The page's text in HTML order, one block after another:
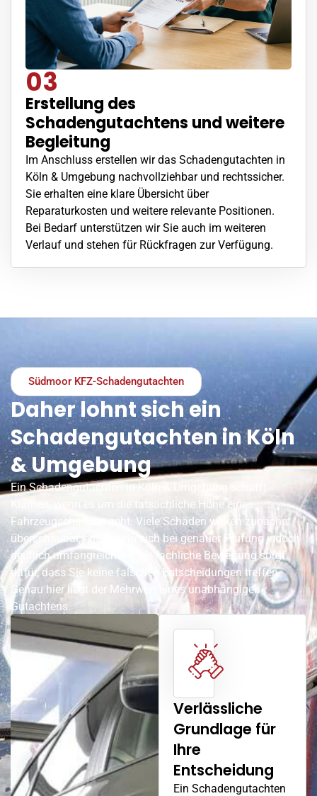
03
Erstellung des
Schadengutachtens und weitere
Begleitung
Im Anschluss erstellen wir das Schadengutachten in
Köln & Umgebung nachvollziehbar und rechtssicher.
Sie erhalten eine klare Übersicht über
Reparaturkosten und weitere relevante Positionen.
Bei Bedarf unterstützen wir Sie auch im weiteren
Verlauf und stehen für Rückfragen zur Verfügung.
Südmoor KFZ-Schadengutachten
Daher lohnt sich ein
Schadengutachten in Köln
& Umgebung
Ein Schadengutachten in Köln & Umgebung schafft
Klarheit, wenn es um die tatsächliche Höhe eines
Fahrzeugschadens geht. Viele Schäden wirken zunächst
überschaubar, entwickeln sich bei genauer Prüfung jedoch
deutlich umfangreicher. Eine fachliche Bewertung sorgt
dafür, dass Sie keine falschen Entscheidungen treffen.
Genau hier liegt der Mehrwert eines unabhängigen
Gutachtens.
Verlässliche
Grundlage für
Ihre
Entscheidung
Ein Schadengutachten